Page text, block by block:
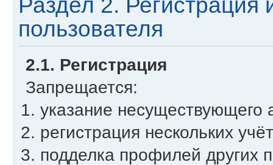
пользователя
2.1. Регистрация
Запрещается:
указание несуществующего
регистрация нескольких
подделка профилей других